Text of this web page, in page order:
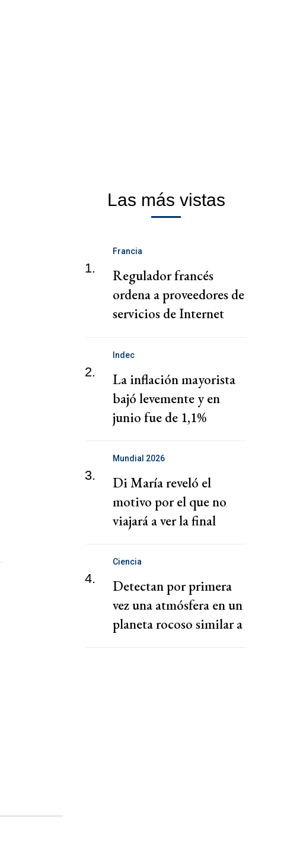
Las más vistas
1.
Francia
Regulador francés
ordena a proveedores de
servicios de Internet
Polymarket
2.
Indec
La inflación mayorista
bajó levemente y en
junio fue de 1,1%
3.
Mundial 2026
Di María reveló el
motivo por el que no
viajará a ver la final
4.
Ciencia
Detectan por primera
vez una atmósfera en un
planeta rocoso similar a